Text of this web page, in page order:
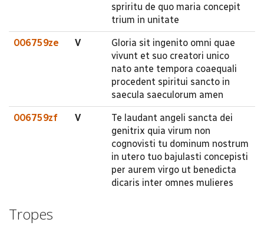
spriritu de quo maria concepit
trium in unitate
006759ze V
Gloria sit ingenito omni quae
vivunt et suo creatori unico
nato ante tempora coaequali
procedent spiritui sancto in
saecula saeculorum amen
006759zf V
Te laudant angeli sancta dei
genitrix quia virum non
cognovisti tu dominum nostrum
in utero tuo bajulasti concepisti
per aurem virgo ut benedicta
dicaris inter omnes mulieres
Tropes